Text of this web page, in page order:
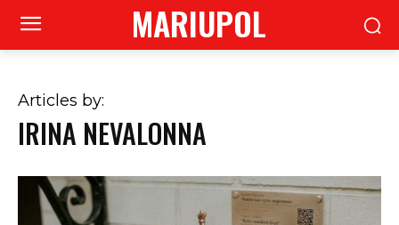
MARIUPOL
Articles by:
IRINA NEVALONNA